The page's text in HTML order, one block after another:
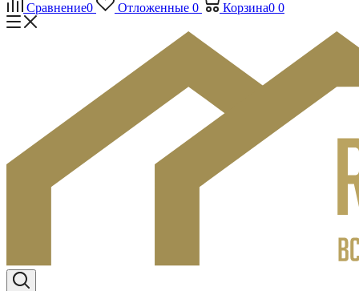
Сравнение0 Отложенные 0 Корзина0 0